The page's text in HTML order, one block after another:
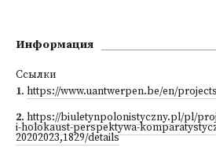
Информация
Ссылки
1. https://www.uantwerpen.be/en/
2. https://biuletynpolonistyczny.pl/pl/
i-holokaust-perspektywa-
20202023,1829/details